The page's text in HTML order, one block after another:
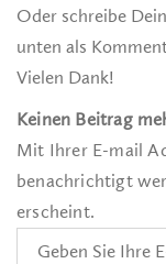
Oder schreibe
unten als
Vielen Dank!
Keinen Beitrag
Mit Ihrer E-mail
benachrichtigt
erscheint.